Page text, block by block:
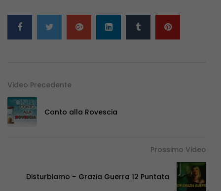
Video Precedente
Conto alla Rovescia
Prossimo Video
Disturbiamo – Grazia Guerra 12 Puntata